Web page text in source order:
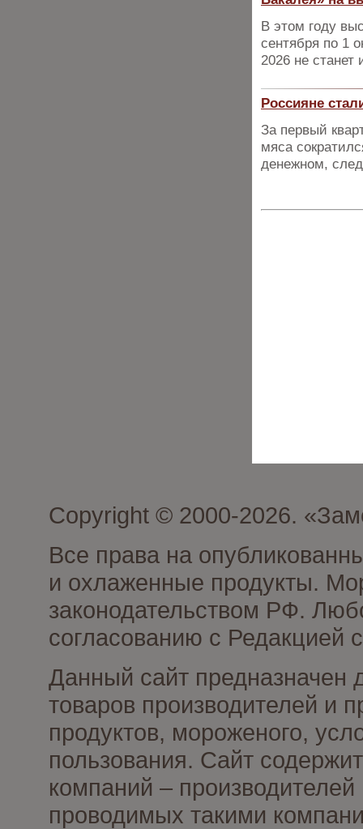
В этом году
сентября по 1
2026 не
Россияне
За первый
мяса
денежном,
Copyright © 2000-2026.
Все права на
и охлаженные продукты.
законодательством РФ.
согласованию с Редакцией
Данный сайт предназначен
товаров производителей и
продуктов, мороженого,
пользования. Сайт
компаний –
проводимых такими